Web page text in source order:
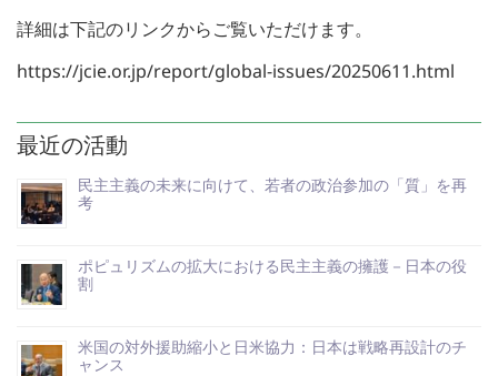
詳細は下記のリンクからご覧いただけます。
https://jcie.or.jp/report/global-issues/20250611.html
最近の活動
民主主義の未来に向けて、若者の政治参加の「質」を再
考
ポピュリズムの拡大における民主主義の擁護－日本の役
割
米国の対外援助縮小と日米協力：日本は戦略再設計のチ
ャンス